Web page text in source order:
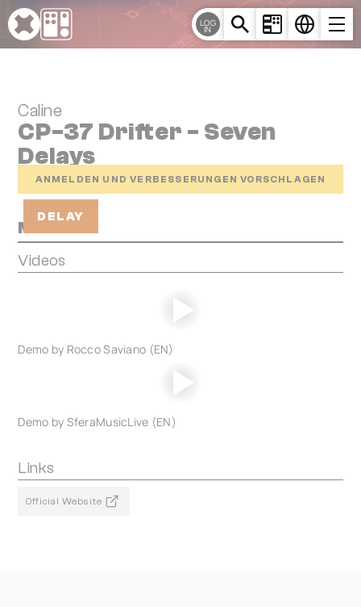
Cookie-Einstellungen
LOG
IN
Caline
CP-37 Drifter - Seven
Delays
ANMELDEN UND VERBESSERUNGEN VORSCHLAGEN
DELAY
Media
Videos
Demo by Rocco Saviano (EN)
Demo by SferaMusicLive (EN)
Links
Official Website